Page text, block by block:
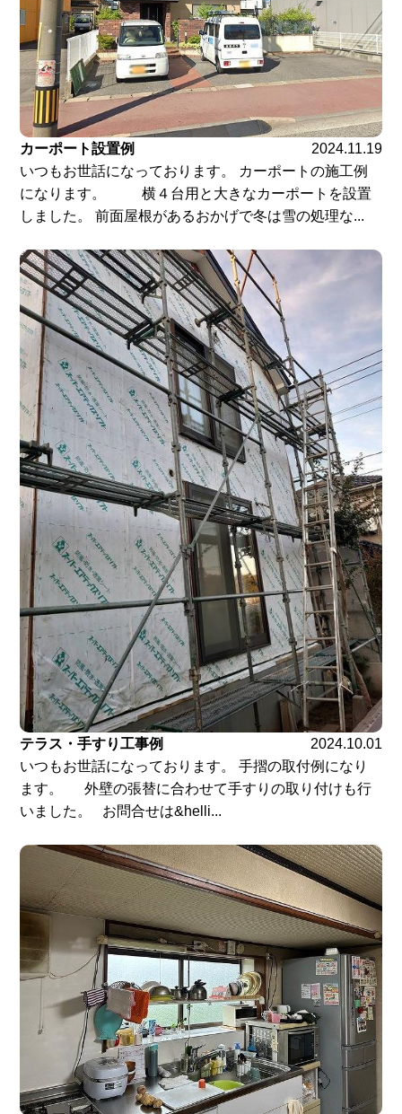
カーポート設置例
2024.11.19
いつもお世話になっております。 カーポートの施工例
になります。 横４台用と大きなカーポートを設置
しました。 前面屋根があるおかげで冬は雪の処理な...
テラス・手すり工事例
2024.10.01
いつもお世話になっております。 手摺の取付例になり
ます。 外壁の張替に合わせて手すりの取り付けも行
いました。 お問合せは&helli...